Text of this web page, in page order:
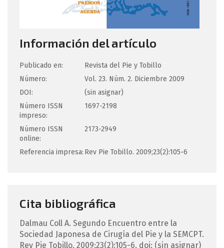
Información del artículo
Publicado en:
Revista del Pie y Tobillo
Número:
Vol. 23. Núm. 2. Diciembre 2009
DOI:
(sin asignar)
Número ISSN
impreso:
1697-2198
Número ISSN
online:
2173-2949
Referencia impresa: Rev Pie Tobillo. 2009;23(2):105-6
Cita bibliográfica
Dalmau Coll A. Segundo Encuentro entre la
Sociedad Japonesa de Cirugía del Pie y la SEMCPT.
Rev Pie Tobillo. 2009;23(2):105-6. doi: (sin asignar)